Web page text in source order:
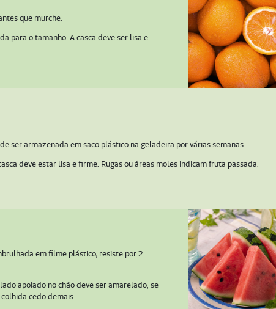
que murche.
para o tamanho. A casca deve ser lisa e
ser armazenada em saco plástico na geladeira por várias semanas.
deve estar lisa e firme. Rugas ou áreas moles indicam fruta passada.
em filme plástico, resiste por 2
apoiado no chão deve ser amarelado; se
cedo demais.